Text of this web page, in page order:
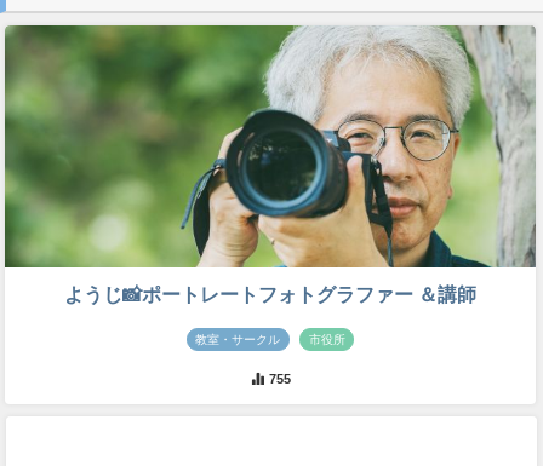
ようじ📸ポートレートフォトグラファー ＆講師
教室・サークル 市役所
755